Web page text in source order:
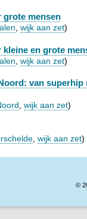
grote mensen
, wijk aan zet)
en grote
wijk aan zet)
van superhip
, wijk aan zet)
wijk aan zet)
©